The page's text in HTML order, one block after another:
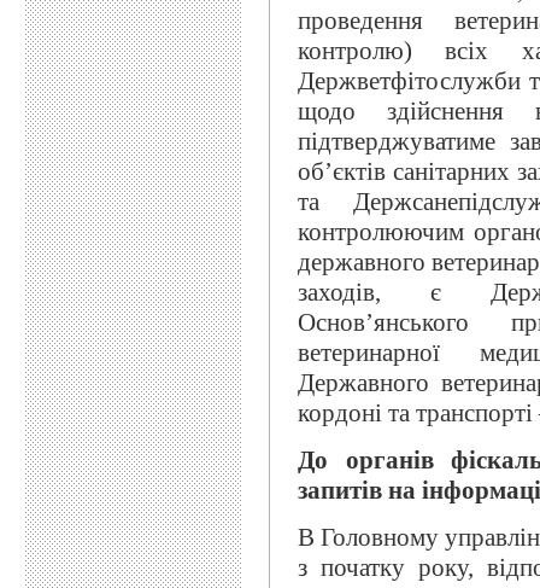
проведення
контролю) всіх
Держветфітослужби
щодо здійснення
підтверджуватиме
об’єктів санітарних
та
контролюючим
державного
заходів, є
Основ’янського
ветеринарної
Державного
кордоні та
До органів
запитів на
В Головному
з початку року,